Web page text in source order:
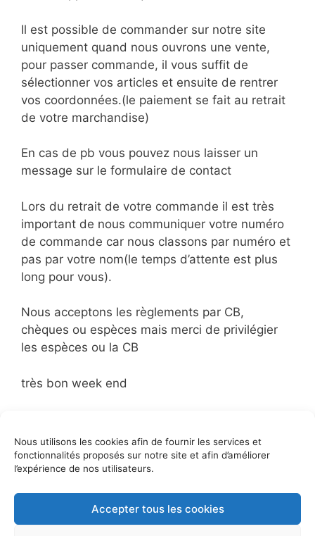
Nous utilisons les cookies afin de fournir les services et
fonctionnalités proposés sur notre site et afin d’améliorer
l’expérience de nos utilisateurs.
Accepter tous les cookies
Il est possible de commander sur notre site
uniquement quand nous ouvrons une vente,
pour passer commande, il vous suffit de
sélectionner vos articles et ensuite de rentrer
vos coordonnées.(le paiement se fait au retrait
de votre marchandise)
En cas de pb vous pouvez nous laisser un
message sur le formulaire de contact
Lors du retrait de votre commande il est très
important de nous communiquer votre numéro
de commande car nous classons par numéro et
pas par votre nom(le temps d’attente est plus
long pour vous).
Nous acceptons les règlements par CB,
chèques ou espèces mais merci de privilégier
les espèces ou la CB
très bon week end
vente du mardi 25 mai
vente drive du mardi 8 juin